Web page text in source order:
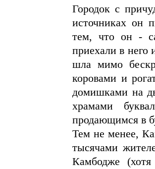
Городок с
источниках он
тем, что он -
приехали в него
шла мимо
коровами и
домишками на
храмами
продающимся в
Тем не менее,
тысячами
Камбодже